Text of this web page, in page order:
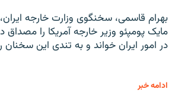
بهرام قاسمی، سخنگوی وزارت خارجه
مایک پومپئو وزیر خارجه آمریکا را
در امور ایران خواند و به تندی این
ادامه خبر